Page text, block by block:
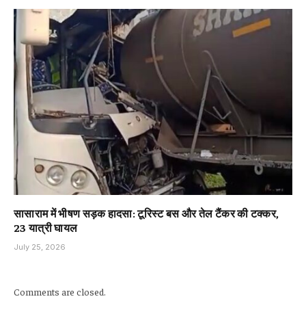
सासाराम में भीषण सड़क हादसा: टूरिस्ट बस और तेल टैंकर की टक्कर,
23 यात्री घायल
July 25, 2026
Comments are closed.